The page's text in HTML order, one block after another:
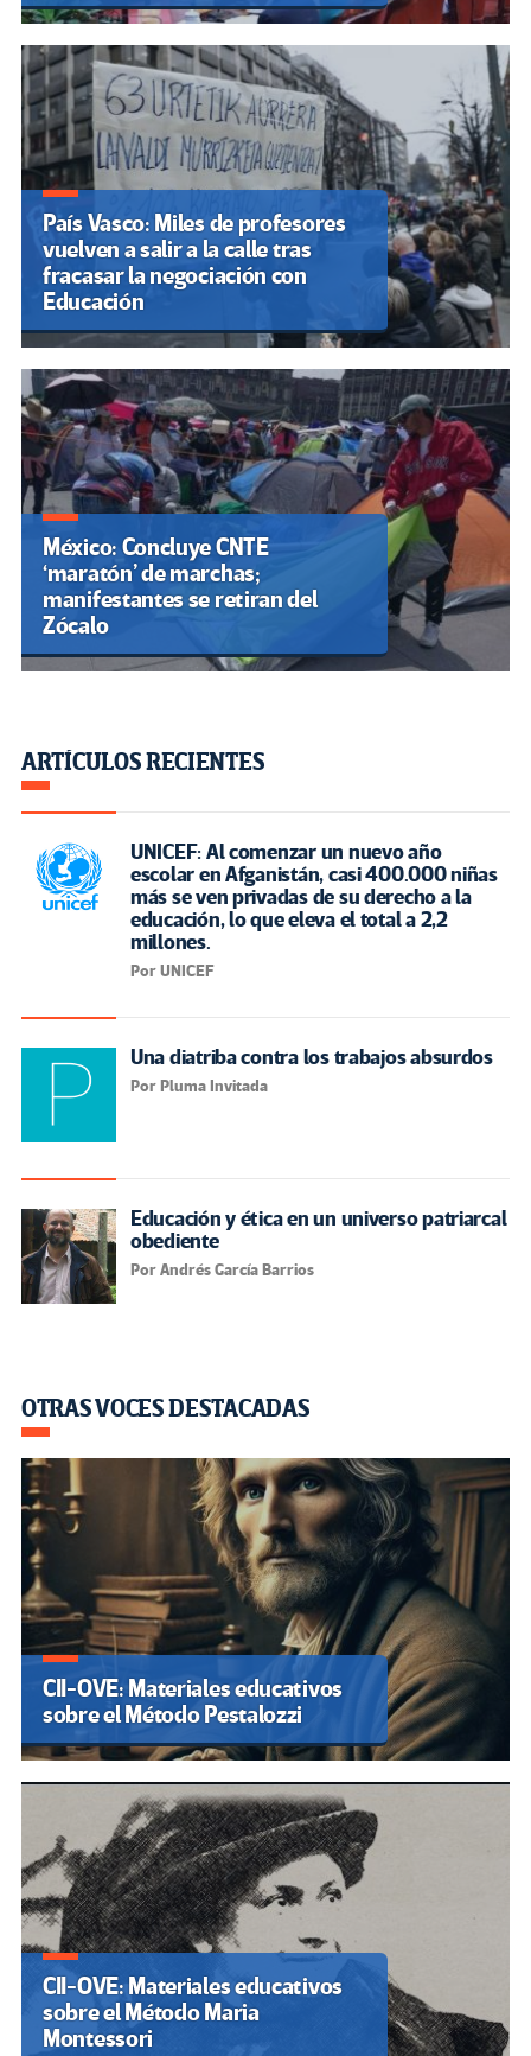
País Vasco: Miles de profesores
vuelven a salir a la calle tras
fracasar la negociación con
Educación
México: Concluye CNTE
‘maratón’ de marchas;
manifestantes se retiran del
Zócalo
ARTÍCULOS RECIENTES
UNICEF: Al comenzar un nuevo año
escolar en Afganistán, casi 400.000 niñas
más se ven privadas de su derecho a la
educación, lo que eleva el total a 2,2
millones.
Por UNICEF
Una diatriba contra los trabajos absurdos
Por Pluma Invitada
Educación y ética en un universo patriarcal
obediente
Por Andrés García Barrios
OTRAS VOCES DESTACADAS
CII-OVE: Materiales educativos
sobre el Método Pestalozzi
CII-OVE: Materiales educativos
sobre el Método Maria
Montessori